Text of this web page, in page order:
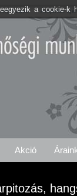
Szava Árajánlat
Akció
a cookie-k